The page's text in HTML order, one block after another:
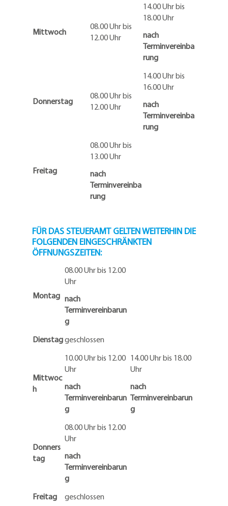
Mittwoch
08.00 Uhr bis
12.00 Uhr
14.00 Uhr bis
18.00 Uhr
nach
Terminvereinba
rung
Donnerstag
08.00 Uhr bis
12.00 Uhr
14.00 Uhr bis
16.00 Uhr
nach
Terminvereinba
rung
Freitag
08.00 Uhr bis
13.00 Uhr
nach
Terminvereinba
rung
FÜR DAS STEUERAMT GELTEN WEITERHIN DIE
FOLGENDEN EINGESCHRÄNKTEN
ÖFFNUNGSZEITEN:
Montag
08.00 Uhr bis 12.00
Uhr
nach
Terminvereinbarun
g
Dienstaggeschlossen
Mittwoc
h
10.00 Uhr bis 12.00
Uhr
nach
Terminvereinbarun
g
14.00 Uhr bis 18.00
Uhr
nach
Terminvereinbarun
g
Donners
tag
08.00 Uhr bis 12.00
Uhr
nach
Terminvereinbarun
g
Freitag
geschlossen